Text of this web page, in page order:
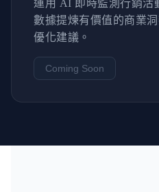
運用 AI 即時監測行銷活
數據提煉有價值的商業
優化建議。
Coming Soon